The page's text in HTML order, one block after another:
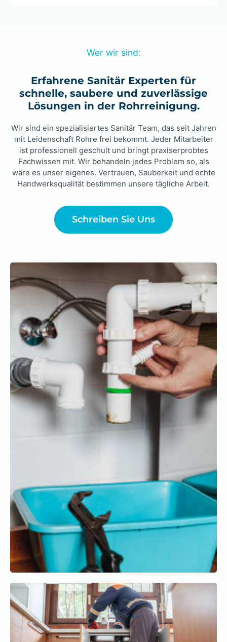
Wer wir sind:
Erfahrene Sanitär Experten für
schnelle, saubere und zuverlässige
Lösungen in der Rohrreinigung.
Wir sind ein spezialisiertes Sanitär Team, das seit Jahren
mit Leidenschaft Rohre frei bekommt. Jeder Mitarbeiter
ist professionell geschult und bringt praxiserprobtes
Fachwissen mit. Wir behandeln jedes Problem so, als
wäre es unser eigenes. Vertrauen, Sauberkeit und echte
Handwerksqualität bestimmen unsere tägliche Arbeit.
Schreiben Sie Uns